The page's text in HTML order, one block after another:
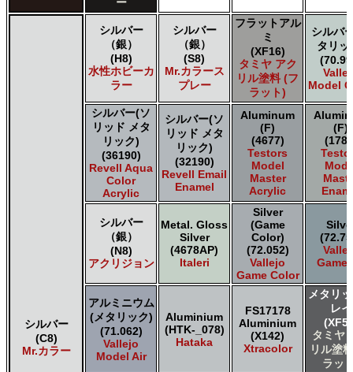
Acrylicos Vallejo Vallejo Metal Color
Acrylicos Vallejo Vallejo Model Air
Acrylicos Vallejo Vallejo Model Color
Acrylicos Vallejo Vallejo Panzer Aces
Citadel Colour Citadel
E7 Paints E7 Paints
HATAKA HOBBY Hataka
Humbrol - Hornby Hobbies Humbrol Acrylic
Humbrol of Hornby Hobbies Humbrol Enamel
Italeri Italeri
Lifecolor Lifecolor
Mission Models Mission Models
Revell of Germany Revell Aqua Color Acrylic
Revell of Germany Revell Email Enamel
Testors of Rust-Oleum Group Testors Model Master
Testors of Rust-Oleum Group Testors Model Master
Xtracolor Xtracolor
ガイアノーツ ガイア エナメル カラー
ガイアノーツ ガイアカラー
タミヤ タミヤ アクリル塗料
ー
シルバー
(C8)
Mr.カラー
シルバー
（銀）
(H8)
水性ホビーカ
ラー
シルバー
（銀）
(S8)
Mr.カラース
プレー
フラットアル
ミ
(XF16)
タミヤ アク
リル塗料 (フ
ラット)
シルバ
タリッ
Model
シルバー(ソ
リッド メタ
リック)
(36190)
Revell Aqua
Color
Acrylic
シルバー(ソ
リッド メタ
リック)
(32190)
Revell Email
Enamel
Aluminum
(F)
(4677)
Testors
Model
Master
Acrylic
(F)
シルバー
（銀）
(N8)
アクリジョン
Metal. Gloss
Silver
(4678AP)
Italeri
Silver
(Game
Color)
(72.052)
Vallejo
Game Color
Game
アルミニウム
(メタリック)
(71.062)
Vallejo
Model Air
Aluminium
(HTK-_078)
Hataka
FS17178
Aluminium
(X142)
Xtracolor
メタリ
レイ
タミヤ
リル塗
ラッ